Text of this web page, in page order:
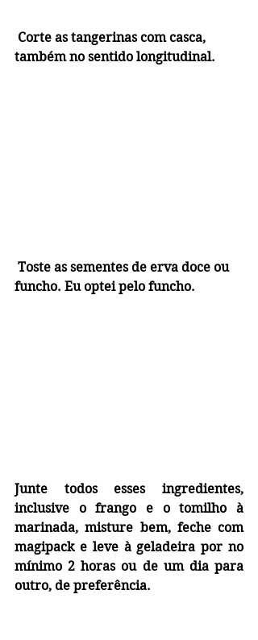
também no sentido longitudinal.
funcho. Eu optei pelo funcho.
Junte todos esses ingredientes,
inclusive o frango e o tomilho à
marinada, misture bem, feche com
magipack e leve à geladeira por no
mínimo 2 horas ou de um dia para
outro, de preferência.